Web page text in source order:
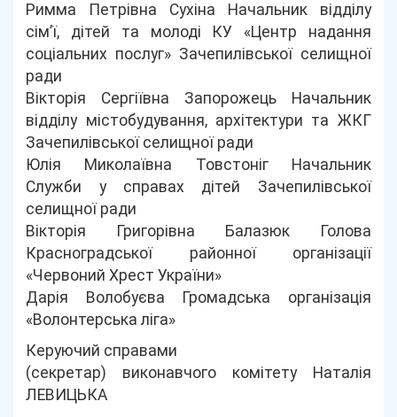
Римма Петрівна Сухіна Начальник відділу
сім’ї, дітей та молоді КУ «Центр надання
соціальних послуг» Зачепилівської селищної
ради
Вікторія Сергіївна Запорожець Начальник
відділу містобудування, архітектури та ЖКГ
Зачепилівської селищної ради
Юлія Миколаївна Товстоніг Начальник
Служби у справах дітей Зачепилівської
селищної ради
Вікторія Григорівна Балазюк Голова
Красноградської районної організації
«Червоний Хрест України»
Дарія Волобуєва Громадська організація
«Волонтерська ліга»
Керуючий справами
(секретар) виконавчого комітету Наталія
ЛЕВИЦЬКА